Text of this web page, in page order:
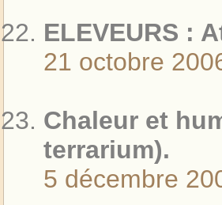
ELEVEURS :
21 octobre
Chaleur et
terrarium).
5 décembre